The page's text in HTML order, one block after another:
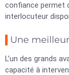
confiance permet
interlocuteur
Une
L’un des grands
capacité à